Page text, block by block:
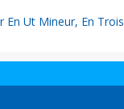
En Ut Mineur, En Trois